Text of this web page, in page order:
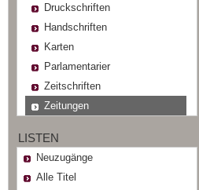
Druckschriften
Handschriften
Karten
Parlamentarier
Zeitschriften
Zeitungen
LISTEN
Neuzugänge
Alle Titel